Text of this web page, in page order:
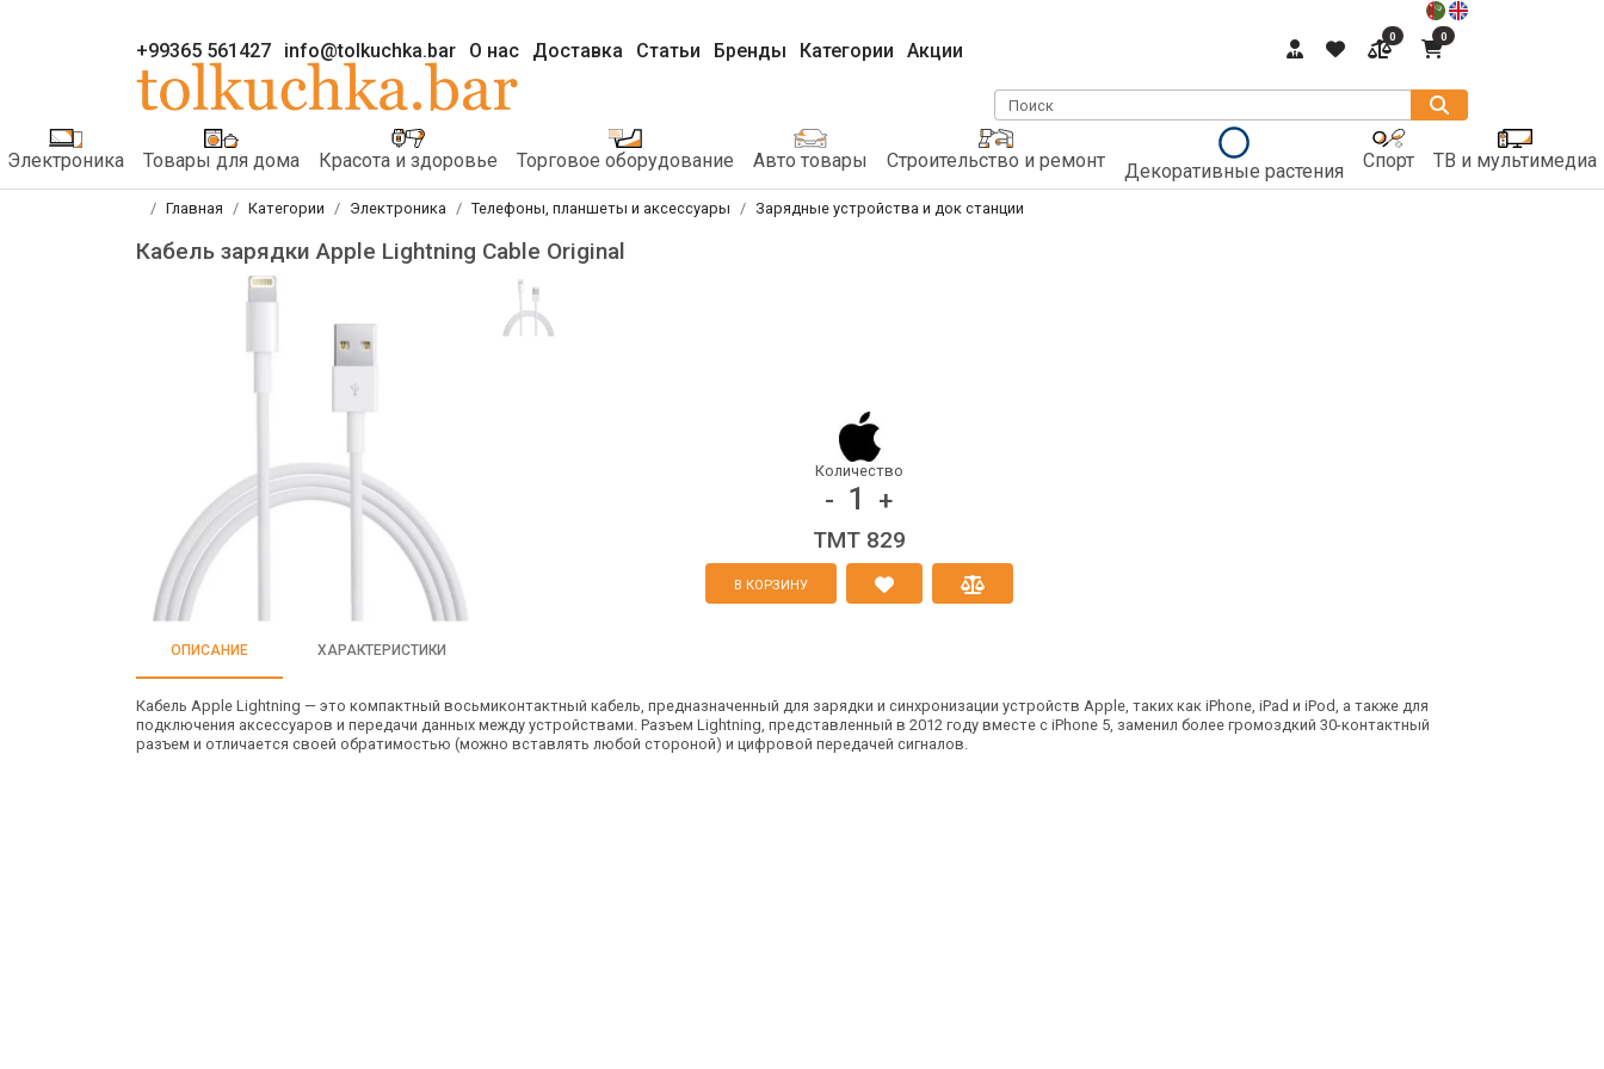
+99365 561427 info@tolkuchka.bar О нас Доставка Статьи Бренды Категории Акции
0 0
Поиск
Электроника Товары для дома Красота и здоровье Торговое оборудование Авто товары Строительство и ремонт Декоративные растения Спорт ТВ и мультимедиа
Главная Категории Электроника Телефоны, планшеты и аксессуары Зарядные устройства и док станции
Кабель зарядки Apple Lightning Cable Original
Количество
- 1 +
TMT 829
В КОРЗИНУ
ОПИСАНИЕ ХАРАКТЕРИСТИКИ
Кабель Apple Lightning — это компактный восьмиконтактный кабель, предназначенный для зарядки и синхронизации устройств Apple, таких как iPhone, iPad и iPod, а также для
подключения аксессуаров и передачи данных между устройствами. Разъем Lightning, представленный в 2012 году вместе с iPhone 5, заменил более громоздкий 30-контактный
разъем и отличается своей обратимостью (можно вставлять любой стороной) и цифровой передачей сигналов.